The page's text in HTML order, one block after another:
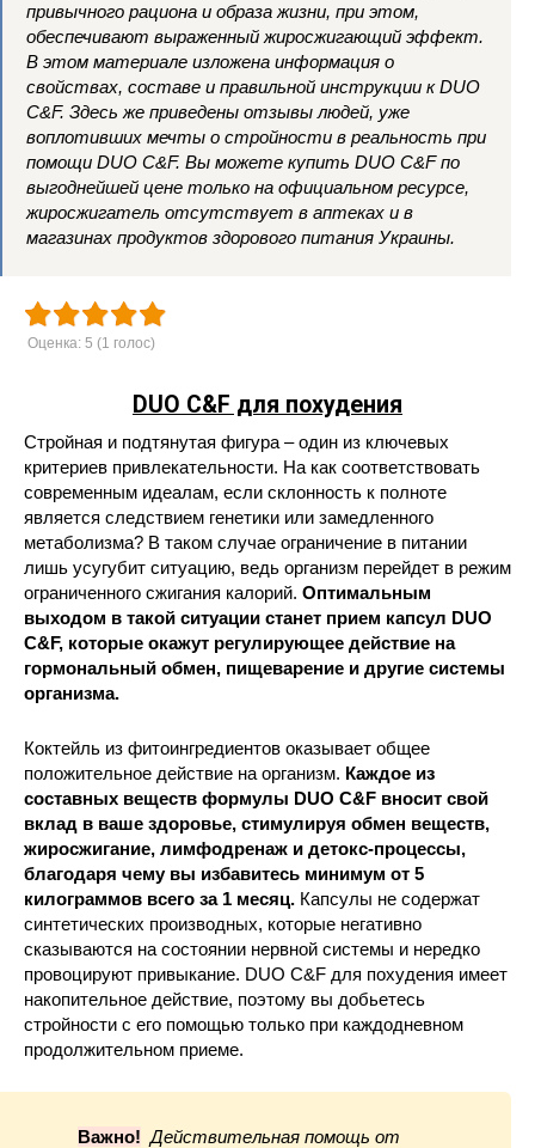
привычного рациона и образа жизни, при этом,
обеспечивают выраженный жиросжигающий эффект.
В этом материале изложена информация о
свойствах, составе и правильной инструкции к DUO
C&F. Здесь же приведены отзывы людей, уже
воплотивших мечты о стройности в реальность при
помощи DUO C&F. Вы можете купить DUO C&F по
выгоднейшей цене только на официальном ресурсе,
жиросжигатель отсутствует в аптеках и в
магазинах продуктов здорового питания Украины.
Оценка: 5 (1 голос)
DUO C&F для похудения
Стройная и подтянутая фигура – один из ключевых
критериев привлекательности. На как соответствовать
современным идеалам, если склонность к полноте
является следствием генетики или замедленного
метаболизма? В таком случае ограничение в питании
лишь усугубит ситуацию, ведь организм перейдет в режим
ограниченного сжигания калорий. Оптимальным
выходом в такой ситуации станет прием капсул DUO
C&F, которые окажут регулирующее действие на
гормональный обмен, пищеварение и другие системы
организма.
Коктейль из фитоингредиентов оказывает общее
положительное действие на организм. Каждое из
составных веществ формулы DUO C&F вносит свой
вклад в ваше здоровье, стимулируя обмен веществ,
жиросжигание, лимфодренаж и детокс-процессы,
благодаря чему вы избавитесь минимум от 5
килограммов всего за 1 месяц. Капсулы не содержат
синтетических производных, которые негативно
сказываются на состоянии нервной системы и нередко
провоцируют привыкание. DUO C&F для похудения имеет
накопительное действие, поэтому вы добьетесь
стройности с его помощью только при каждодневном
продолжительном приеме.
Важно! Действительная помощь от